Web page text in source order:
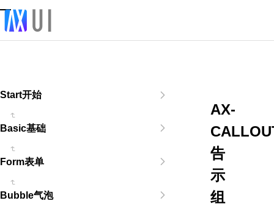
Start开始
Basic基础
Form表单
Bubble气泡
AX-
告
示
组